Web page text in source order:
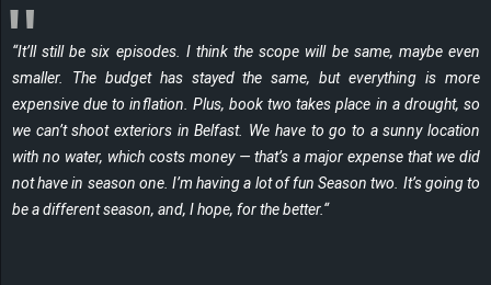
“It’ll still be six episodes. I think the scope will be same, maybe even
smaller. The budget has stayed the same, but everything is more
expensive due to inflation. Plus, book two takes place in a drought, so
we can’t shoot exteriors in Belfast. We have to go to a sunny location
with no water, which costs money — that’s a major expense that we did
not have in season one. I’m having a lot of fun Season two. It’s going to
be a different season, and, I hope, for the better.“